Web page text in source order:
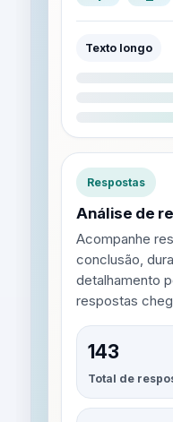
Texto longo
Respostas
Análise de
Acompanhe
conclusão,
detalhamento
respostas
143
Total de